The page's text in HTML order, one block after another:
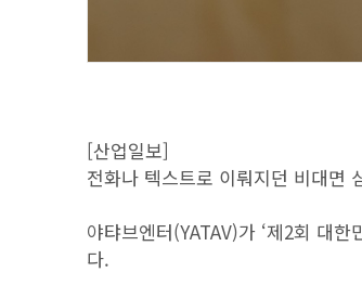
[산업일보]
전화나 텍스트로 이뤄지던 비대면
야탸브엔터(YATAV)가 ‘제2회 대
다.